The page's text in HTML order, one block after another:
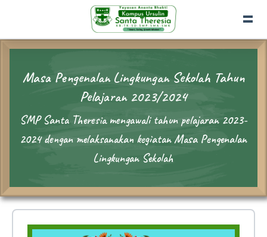
Masa Pengenalan Lingkungan Sekolah Tahun
Pelajaran 2023/2024
SMP Santa Theresia mengawali tahun pelajaran 2023-
2024 dengan melaksanakan kegiatan Masa Pengenalan
Lingkungan Sekolah